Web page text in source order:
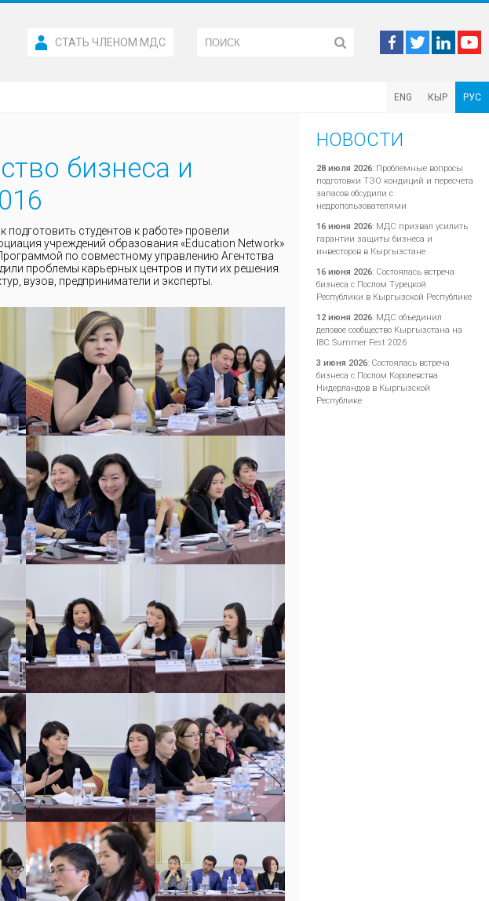
ENG КЫР РУС
СТАТЬ ЧЛЕНОМ МДС
бизнеса и
подготовить студентов к работе» провели
учреждений образования «Education Network»
по совместному управлению Агентства
проблемы карьерных центров и пути их решения.
вузов, предприниматели и эксперты.
НОВОСТИ
28 июля 2026: Проблемные вопросы
подготовки ТЭО кондиций и пересчета
запасов обсудили с
недропользователями
16 июня 2026: МДС призвал усилить
гарантии защиты бизнеса и
инвесторов в Кыргызстане
16 июня 2026: Состоялась встреча
бизнеса с Послом Турецкой
Республики в Кыргызской Республике
12 июня 2026: МДС объединил
деловое сообщество Кыргызстана на
IBC Summer Fest 2026
3 июня 2026: Состоялась встреча
бизнеса с Послом Королевства
Нидерландов в Кыргызской
Республике